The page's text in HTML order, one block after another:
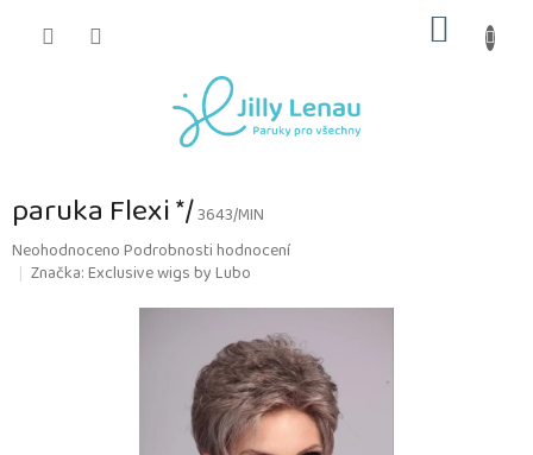
KOŠÍK
paruka Flexi */3643/MIN
Průměrné
hodnocení
NeohodnocenoPodrobnosti hodnocení
Značka:Exclusive wigs by Lubo